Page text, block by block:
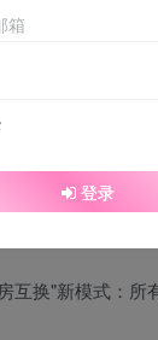
部门：将加强对
、场所的现场检查
机制：发热患者
通运输部：严禁
国家疾控局：严
互换"新模式：所
箱
登录